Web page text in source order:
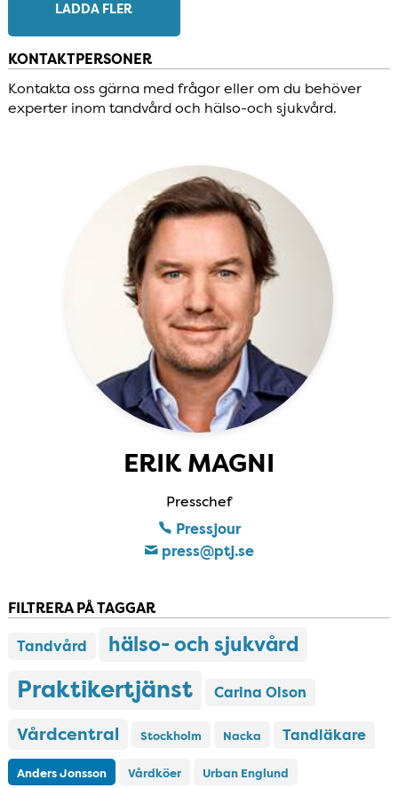
LADDA FLER
KONTAKTPERSONER
Kontakta oss gärna med frågor eller om du behöver
experter inom tandvård och hälso-och sjukvård.
ERIK MAGNI
Presschef
Pressjour
press​@ptj​.se
FILTRERA PÅ TAGGAR
Tandvård hälso- och sjukvård
Praktikertjänst Carina Olson
Vårdcentral Stockholm Nacka Tandläkare
Anders Jonsson Vårdköer Urban Englund